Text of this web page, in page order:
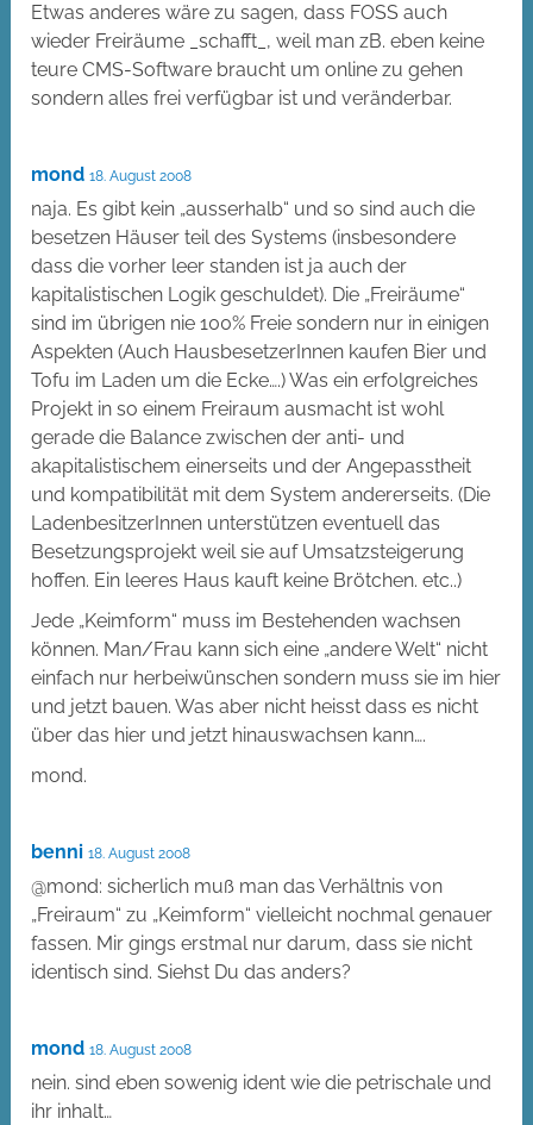
Etwas anderes wäre zu sagen, dass FOSS auch
wieder Freiräume _schafft_, weil man zB. eben keine
teure CMS-Software braucht um online zu gehen
sondern alles frei verfügbar ist und veränderbar.
mond 18. August 2008
naja. Es gibt kein „ausserhalb“ und so sind auch die
besetzen Häuser teil des Systems (insbesondere
dass die vorher leer standen ist ja auch der
kapitalistischen Logik geschuldet). Die „Freiräume“
sind im übrigen nie 100% Freie sondern nur in einigen
Aspekten (Auch HausbesetzerInnen kaufen Bier und
Tofu im Laden um die Ecke….) Was ein erfolgreiches
Projekt in so einem Freiraum ausmacht ist wohl
gerade die Balance zwischen der anti- und
akapitalistischem einerseits und der Angepasstheit
und kompatibilität mit dem System andererseits. (Die
LadenbesitzerInnen unterstützen eventuell das
Besetzungsprojekt weil sie auf Umsatzsteigerung
hoffen. Ein leeres Haus kauft keine Brötchen. etc..)
Jede „Keimform“ muss im Bestehenden wachsen
können. Man/Frau kann sich eine „andere Welt“ nicht
einfach nur herbeiwünschen sondern muss sie im hier
und jetzt bauen. Was aber nicht heisst dass es nicht
über das hier und jetzt hinauswachsen kann….
mond.
benni 18. August 2008
@mond: sicherlich muß man das Verhältnis von
„Freiraum“ zu „Keimform“ vielleicht nochmal genauer
fassen. Mir gings erstmal nur darum, dass sie nicht
identisch sind. Siehst Du das anders?
mond 18. August 2008
nein. sind eben sowenig ident wie die petrischale und
ihr inhalt…